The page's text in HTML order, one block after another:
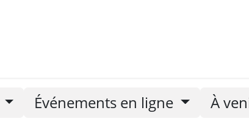
Événements en ligne À